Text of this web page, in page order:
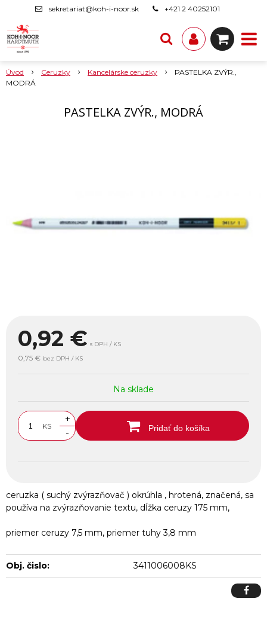
sekretariat@koh-i-noor.sk +421 2 40252101
Úvod Ceruzky Kancelárske ceruzky
PASTELKA ZVÝR.,
MODRÁ
PASTELKA ZVÝR., MODRÁ
0,92 € s DPH / KS
0,75 € bez DPH / KS
Na sklade
KS
+
-
Pridať do košíka
ceruzka ( suchý zvýrazňovač ) okrúhla , hrotená, značená, sa
používa na zvýrazňovanie textu, dĺžka ceruzy 175 mm,
priemer ceruzy 7,5 mm, priemer tuhy 3,8 mm
Obj. čislo: 3411006008KS